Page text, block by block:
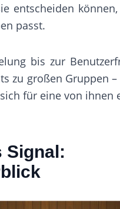
entscheiden
passt.
bis zur
zu großen Gruppen
für eine von ihnen
Signal: